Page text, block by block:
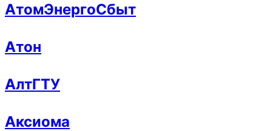
АтомЭнергоСбыт
Атон
АлтГТУ
Аксиома